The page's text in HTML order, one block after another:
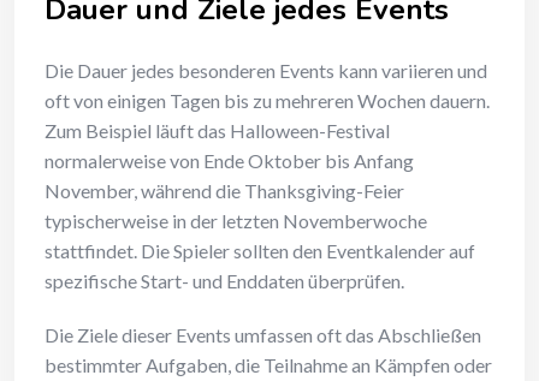
Dauer und Ziele jedes Events
Die Dauer jedes besonderen Events kann variieren und
oft von einigen Tagen bis zu mehreren Wochen dauern.
Zum Beispiel läuft das Halloween-Festival
normalerweise von Ende Oktober bis Anfang
November, während die Thanksgiving-Feier
typischerweise in der letzten Novemberwoche
stattfindet. Die Spieler sollten den Eventkalender auf
spezifische Start- und Enddaten überprüfen.
Die Ziele dieser Events umfassen oft das Abschließen
bestimmter Aufgaben, die Teilnahme an Kämpfen oder